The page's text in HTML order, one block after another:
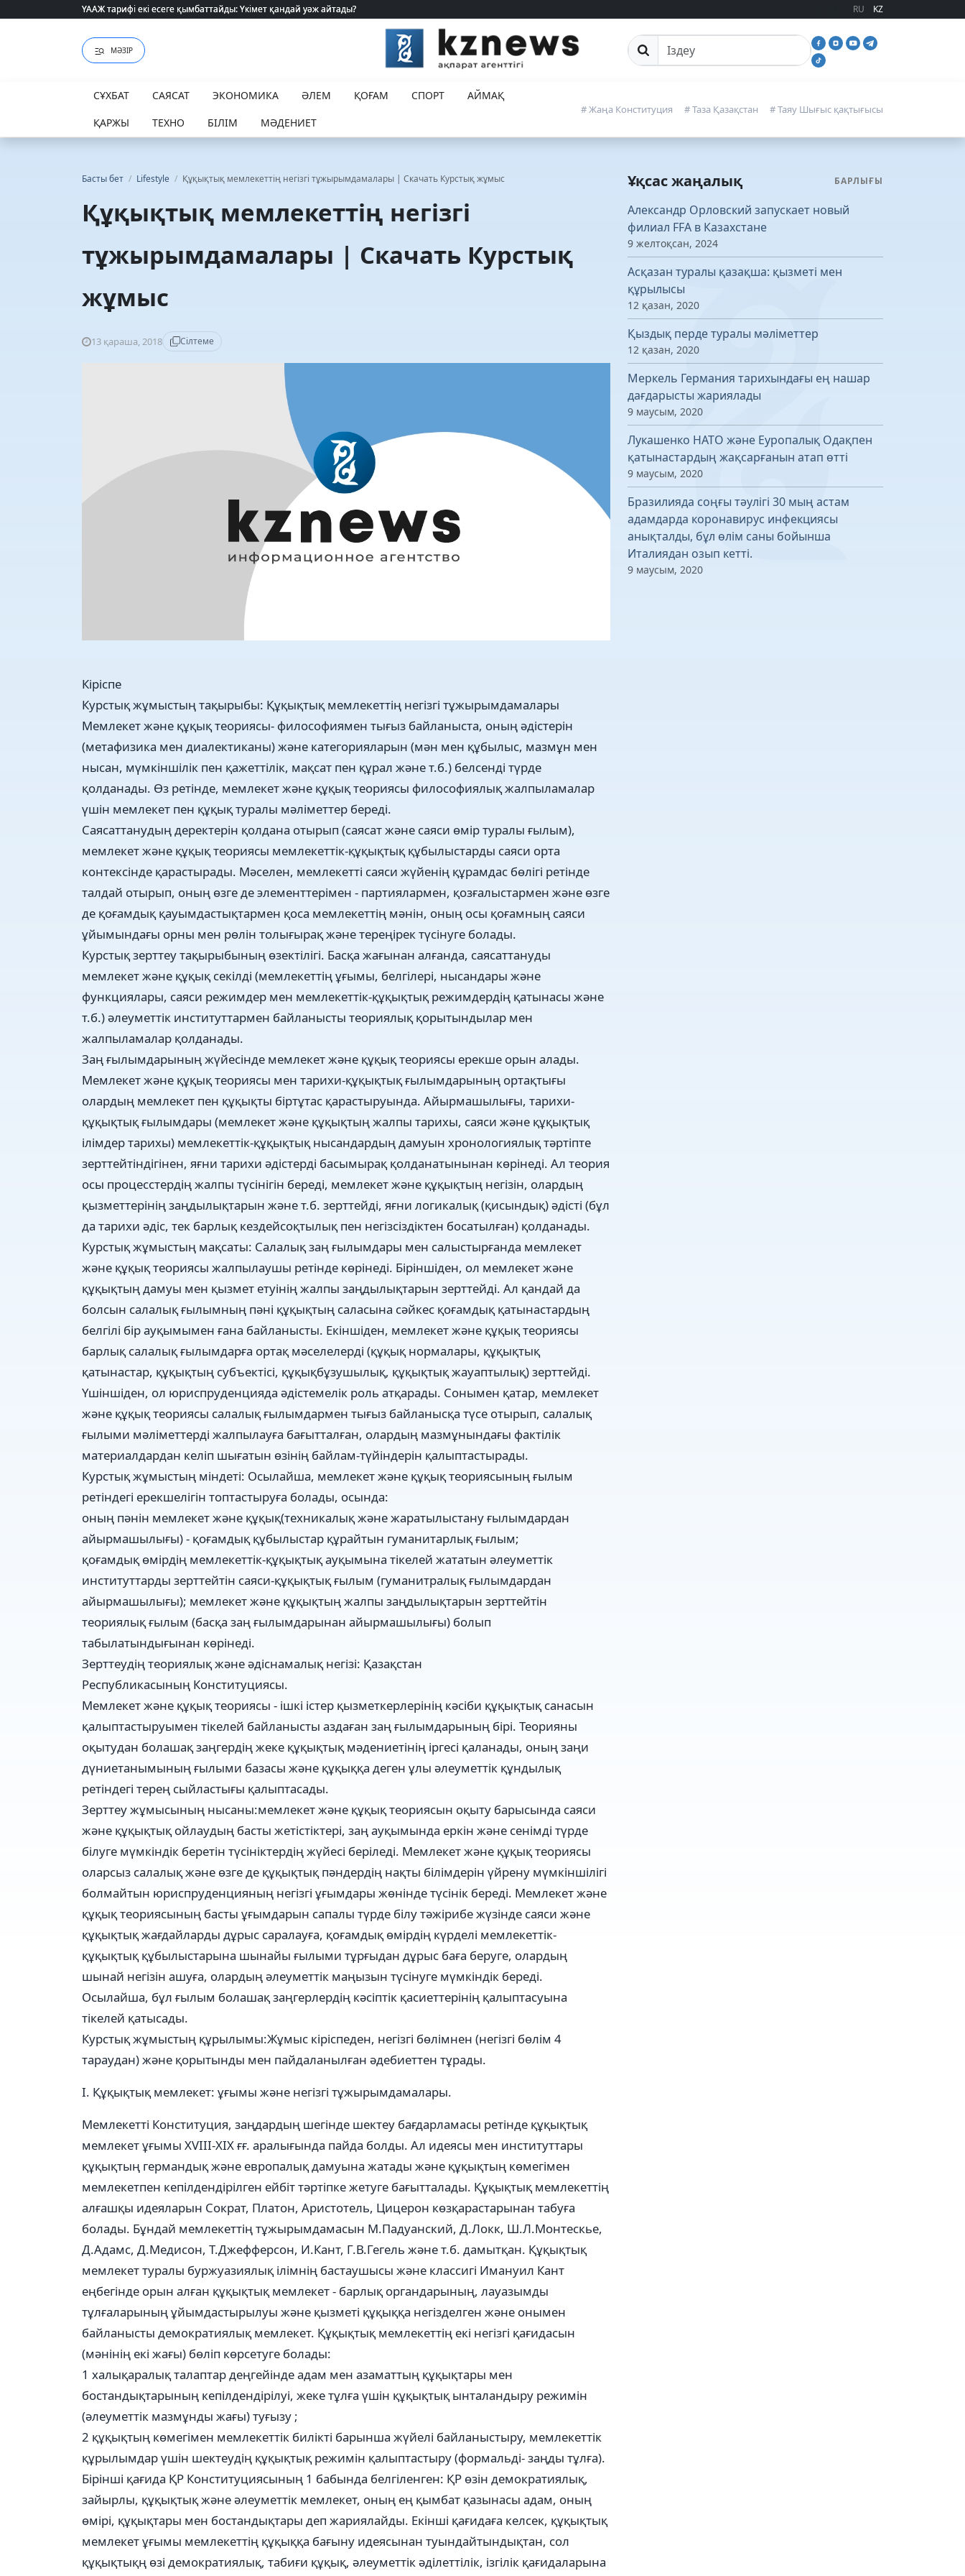
ҮААЖ тарифі екі есеге қымбаттайды: Үкімет қандай уәж айтады?
ҮААЖ тарифі екі есеге қымбаттайды: Үкімет қандай уәж айтады? RU KZ
МӘЗІР Сайттан іздеу
СҰХБАТ САЯСАТ ЭКОНОМИКА ӘЛЕМ ҚОҒАМ СПОРТ
АЙМАҚ
ҚАРЖЫ
ТЕХНО БІЛІМ МӘДЕНИЕТ
# Жаңа Конституция # Таза Қазақстан # Таяу Шығыс қақтығысы
Басты бет / Lifestyle / Құқықтық мемлекеттің негізгі тұжырымдамалары | Скачать Курстық жұмыс
Құқықтық мемлекеттің негізгі
тұжырымдамалары | Скачать Курстық
жұмыс
13 қараша, 2018 Сілтеме
Кіріспе
Курстық жұмыстың тақырыбы: Құқықтық мемлекеттің негізгі тұжырымдамалары
Мемлекет және құқық теориясы- философиямен тығыз байланыста, оның әдістерін
(метафизика мен диалектиканы) және категорияларын (мән мен құбылыс, мазмұн мен
нысан, мүмкіншілік пен қажеттілік, мақсат пен құрал және т.б.) белсенді түрде
қолданады. Өз ретінде, мемлекет және құқық теориясы философиялық жалпыламалар
үшін мемлекет пен құқық туралы мәліметтер береді.
Саясаттанудың деректерін қолдана отырып (саясат және саяси өмір туралы ғылым),
мемлекет және құқық теориясы мемлекеттік-құқықтық құбылыстарды саяси орта
контексінде қарастырады. Мәселен, мемлекетті саяси жүйенің құрамдас бөлігі ретінде
талдай отырып, оның өзге де элементтерімен - партиялармен, қозғалыстармен және өзге
де қоғамдық қауымдастықтармен қоса мемлекеттің мәнін, оның осы қоғамның саяси
ұйымындағы орны мен рөлін толығырақ және тереңірек түсінуге болады.
Курстық зерттеу тақырыбының өзектілігі. Басқа жағынан алғанда, саясаттануды
мемлекет және құқық секілді (мемлекеттің ұғымы, белгілері, нысандары және
функциялары, саяси режимдер мен мемлекеттік-құқықтық режимдердің қатынасы және
т.б.) әлеуметтік институттармен байланысты теориялық қорытындылар мен
жалпыламалар қолданады.
Заң ғылымдарының жүйесінде мемлекет және құқық теориясы ерекше орын алады.
Мемлекет және құқық теориясы мен тарихи-құқықтық ғылымдарының ортақтығы
олардың мемлекет пен құқықты біртұтас қарастыруында. Айырмашылығы, тарихи-
құқықтық ғылымдары (мемлекет және құқықтың жалпы тарихы, саяси және құқықтық
ілімдер тарихы) мемлекеттік-құқықтық нысандардың дамуын хронологиялық тәртіпте
зерттейтіндігінен, яғни тарихи әдістерді басымырақ қолданатынынан көрінеді. Ал теория
осы процесстердің жалпы түсінігін береді, мемлекет және құқықтың негізін, олардың
қызметтерінің заңдылықтарын және т.б. зерттейді, яғни логикалық (қисындық) әдісті (бұл
да тарихи әдіс, тек барлық кездейсоқтылық пен негізсіздіктен босатылған) қолданады.
Курстық жұмыстың мақсаты: Салалық заң ғылымдары мен салыстырғанда мемлекет
және құқық теориясы жалпылаушы ретінде көрінеді. Біріншіден, ол мемлекет және
құқықтың дамуы мен қызмет етуінің жалпы заңдылықтарын зерттейді. Ал қандай да
болсын салалық ғылымның пәні құқықтың саласына сәйкес қоғамдық қатынастардың
белгілі бір ауқымымен ғана байланысты. Екіншіден, мемлекет және құқық теориясы
барлық салалық ғылымдарға ортақ мәселелерді (құқық нормалары, құқықтық
қатынастар, құқықтың субъектісі, құқықбұзушылық, құқықтық жауаптылық) зерттейді.
Үшіншіден, ол юриспруденцияда әдістемелік роль атқарады. Сонымен қатар, мемлекет
және құқық теориясы салалық ғылымдармен тығыз байланысқа түсе отырып, салалық
ғылыми мәліметтерді жалпылауға бағытталған, олардың мазмұнындағы фактілік
материалдардан келіп шығатын өзінің байлам-түйіндерін қалыптастырады.
Курстық жұмыстың міндеті: Осылайша, мемлекет және құқық теориясының ғылым
ретіндегі ерекшелігін топтастыруға болады, осында:
оның пәнін мемлекет және құқық(техникалық және жаратылыстану ғылымдардан
айырмашылығы) - қоғамдық құбылыстар құрайтын гуманитарлық ғылым;
қоғамдық өмірдің мемлекеттік-құқықтық ауқымына тікелей жататын әлеуметтік
институттарды зерттейтін саяси-құқықтық ғылым (гуманитралық ғылымдардан
айырмашылығы); мемлекет және құқықтың жалпы заңдылықтарын зерттейтін
теориялық ғылым (басқа заң ғылымдарынан айырмашылығы) болып
табылатындығынан көрінеді.
Зерттеудің теориялық және әдіснамалық негізі: Қазақстан
Республикасының Конституциясы.
Мемлекет және құқық теориясы - ішкі істер қызметкерлерінің кәсіби құқықтық санасын
қалыптастыруымен тікелей байланысты аздаған заң ғылымдарының бірі. Теорияны
оқытудан болашақ заңгердің жеке құқықтық мәдениетінің іргесі қаланады, оның заңи
дүниетанымының ғылыми базасы және құқыққа деген ұлы әлеуметтік құндылық
ретіндегі терең сыйластығы қалыптасады.
Зерттеу жұмысының нысаны:мемлекет және құқық теориясын оқыту барысында саяси
және құқықтық ойлаудың басты жетістіктері, заң ауқымында еркін және сенімді түрде
білуге мүмкіндік беретін түсініктердің жүйесі беріледі. Мемлекет және құқық теориясы
оларсыз салалық және өзге де құқықтық пәндердің нақты білімдерін үйрену мүмкіншілігі
болмайтын юриспруденцияның негізгі ұғымдары жөнінде түсінік береді. Мемлекет және
құқық теориясының басты ұғымдарын сапалы түрде білу тәжірибе жүзінде саяси және
құқықтық жағдайларды дұрыс саралауға, қоғамдық өмірдің күрделі мемлекеттік-
құқықтық құбылыстарына шынайы ғылыми тұрғыдан дұрыс баға беруге, олардың
шынай негізін ашуға, олардың әлеуметтік маңызын түсінуге мүмкіндік береді.
Осылайша, бұл ғылым болашақ заңгерлердің кәсіптік қасиеттерінің қалыптасуына
тікелей қатысады.
Курстық жұмыстың құрылымы:Жұмыс кіріспеден, негізгі бөлімнен (негізгі бөлім 4
тараудан) және қорытынды мен пайдаланылған әдебиеттен тұрады.
І. Құқықтық мемлекет: ұғымы және негізгі тұжырымдамалары.
Мемлекетті Конституция, заңдардың шегінде шектеу бағдарламасы ретінде құқықтық
мемлекет ұғымы ХVIII-ХIХ ғғ. аралығында пайда болды. Ал идеясы мен институттары
құқықтың германдық және европалық дамуына жатады және құқықтың көмегімен
мемлекетпен кепілдендірілген ейбіт тәртіпке жетуге бағытталады. Құқықтық мемлекеттің
алғашқы идеяларын Сократ, Платон, Аристотель, Цицерон көзқарастарынан табуға
болады. Бұндай мемлекеттің тұжырымдамасын М.Падуанский, Д.Локк, Ш.Л.Монтескье,
Д.Адамс, Д.Медисон, Т.Джефферсон, И.Кант, Г.В.Гегель және т.б. дамытқан. Құқықтық
мемлекет туралы буржуазиялық ілімнің бастаушысы және классигі Имануил Кант
еңбегінде орын алған құқықтық мемлекет - барлық органдарының, лауазымды
тұлғаларының ұйымдастырылуы және қызметі құқыққа негізделген және онымен
байланысты демократиялық мемлекет. Құқықтық мемлекеттің екі негізгі қағидасын
(мәнінің екі жағы) бөліп көрсетуге болады:
1 халықаралық талаптар деңгейінде адам мен азаматтың құқықтары мен
бостандықтарының кепілдендірілуі, жеке тұлға үшін құқықтық ынталандыру режимін
(әлеуметтік мазмұнды жағы) туғызу ;
2 құқықтың көмегімен мемлекеттік билікті барынша жүйелі байланыстыру, мемлекеттік
құрылымдар үшін шектеудің құқықтық режимін қалыптастыру (формальді- заңды тұлға).
Бірінші қағида ҚР Конституциясының 1 бабында белгіленген: ҚР өзін демократиялық,
зайырлы, құқықтық және әлеуметтік мемлекет, оның ең қымбат қазынасы адам, оның
өмірі, құқықтары мен бостандықтары деп жариялайды. Екінші қағидаға келсек, құқықтық
мемлекет ұғымы мемлекеттің құқыққа бағыну идеясынан туындайтындықтан, сол
құқықтықң өзі демократиялық, табиғи құқық, әлеуметтік әділеттілік, ізгілік қағидаларына
Ұқсас жаңалық БАРЛЫҒЫ
Александр Орловский запускает новый
филиал FFA в Казахстане
9 желтоқсан, 2024
Асқазан туралы қазақша: қызметі мен
құрылысы
12 қазан, 2020
Қыздық перде туралы мәліметтер
12 қазан, 2020
Меркель Германия тарихындағы ең нашар
дағдарысты жариялады
9 маусым, 2020
Лукашенко НАТО және Еуропалық Одақпен
қатынастардың жақсарғанын атап өтті
9 маусым, 2020
Бразилияда соңғы тәулігі 30 мың астам
адамдарда коронавирус инфекциясы
анықталды, бұл өлім саны бойынша
Италиядан озып кетті.
9 маусым, 2020